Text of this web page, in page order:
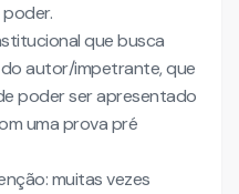
que busca
autor/impetrante, que
poder ser apresentado
uma prova pré
muitas vezes